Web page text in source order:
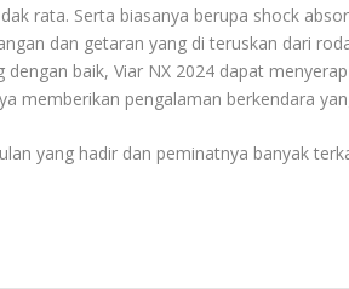
rata. Serta biasanya berupa shock
dan getaran yang di teruskan dari
dengan baik, Viar NX 2024 dapat
memberikan pengalaman berkendara
yang hadir dan peminatnya banyak